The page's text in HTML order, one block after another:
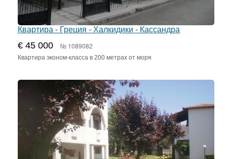
Квартира - Греция - Халкидики - Кассандра
€ 45 000 № 1089082
Квартира эконом-класса в 200 метрах от моря